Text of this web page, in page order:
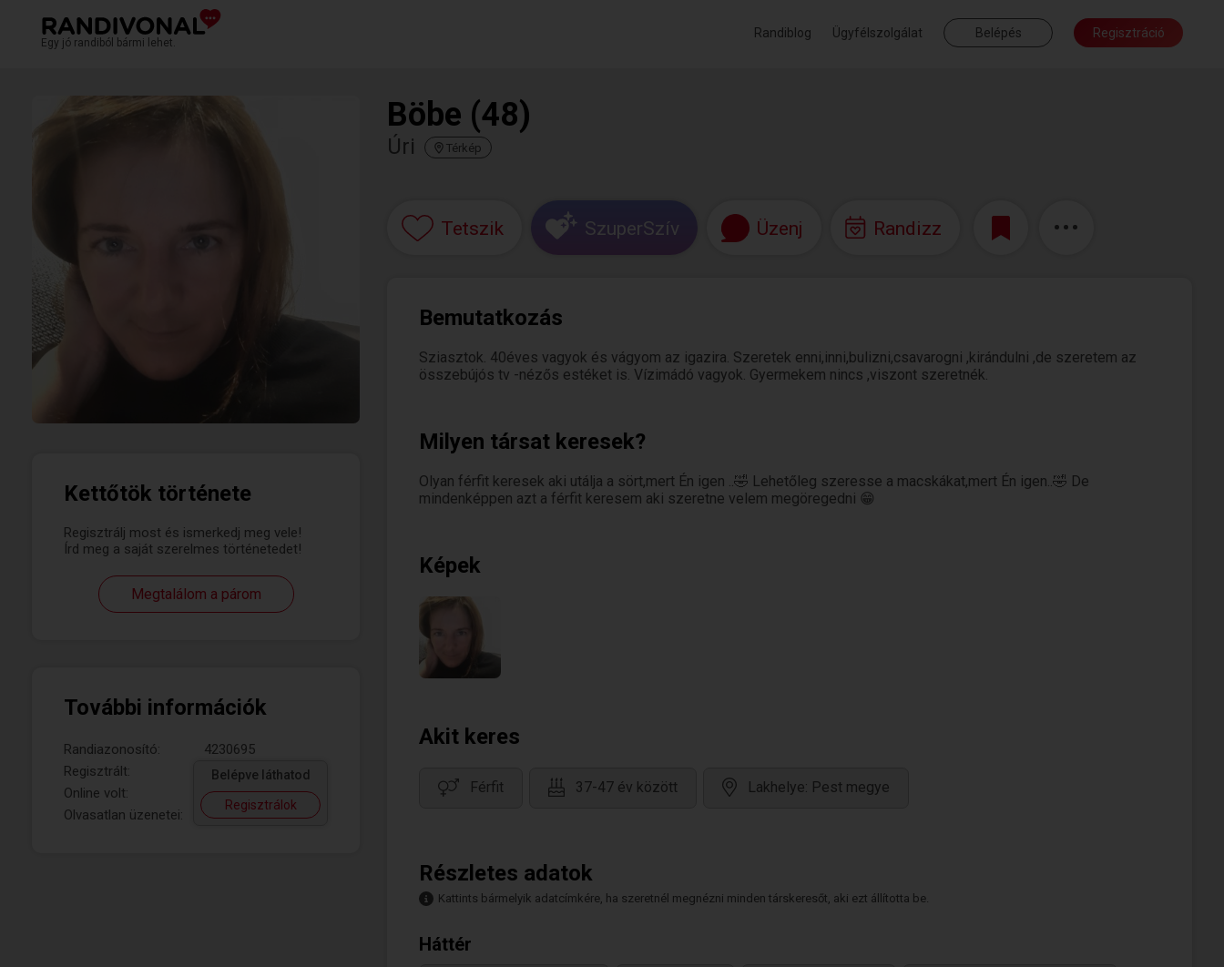
Egy jó randiból bármi lehet.
Randiblog Ügyfélszolgálat Belépés Regisztráció
Kettőtök története
Regisztrálj most és ismerkedj meg vele!
Írd meg a saját szerelmes történetedet!
Megtalálom a párom
További információk
Randiazonosító:
4230695
Regisztrált:
Online volt:
Olvasatlan üzenetei:
Belépve láthatod
Regisztrálok
Böbe (48)
Úri Térkép
Tetszik SzuperSzív Üzenj Randizz
Bemutatkozás
Sziasztok. 40éves vagyok és vágyom az igazira. Szeretek enni,inni,bulizni,csavarogni ,kirándulni ,de szeretem az
összebújós tv -nézős estéket is. Vízimádó vagyok. Gyermekem nincs ,viszont szeretnék.
Milyen társat keresek?
Olyan férfit keresek aki utálja a sört,mert Én igen ..🤣 Lehetőleg szeresse a macskákat,mert Én igen..🤣 De
mindenképpen azt a férfit keresem aki szeretne velem megöregedni 😁
Képek
Akit keres
Férfit 37-47 év között Lakhelye: Pest megye
Részletes adatok
Kattints bármelyik adatcímkére, ha szeretnél megnézni minden társkeresőt, aki ezt állította be.
Háttér